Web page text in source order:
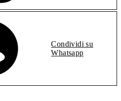
Condividi su
Whatsapp